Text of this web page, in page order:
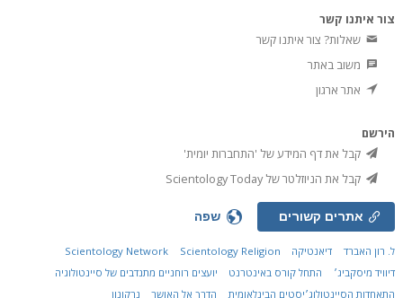
צור איתנו קשר
שאלות? צור איתנו קשר
משוב באתר
אתר ארגון
הירשם
קבל את דף המידע של 'התחברות יומית'
קבל את הניוזלטר של Scientology Today
אתרים קשורים שפה
ל. רון האברד דיאנטיקה Scientology Network
Scientology Religion
דיוויד מיסקביג׳
התחל קורס באינטרנט
יועצים רוחניים מתנדבים של סיינטולוגיה
התאחדות הסיינטולוג׳יסטים הבינלאומית
הדרך אל האושר נרקונון